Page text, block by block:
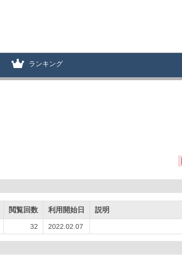
ランキング
閲覧回数 利用開始日 説明
32 2022.02.07